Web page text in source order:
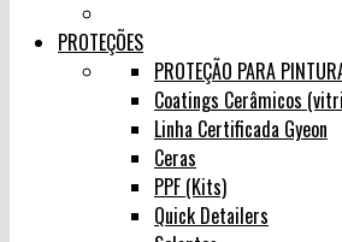
PROTEÇÕES
PROTEÇÃO PARA
Coatings Cerâmicos
Linha Certificada Gyeon
Ceras
PPF (Kits)
Quick Detailers